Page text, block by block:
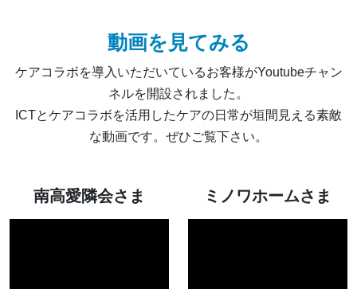
動画を見てみる
ケアコラボを導入いただいているお客様がYoutubeチャン
ネルを開設されました。
ICTとケアコラボを活用したケアの日常が垣間見える素敵
な動画です。ぜひご覧下さい。
南高愛隣会さま ミノワホームさま